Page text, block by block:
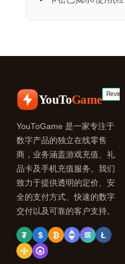
YouToGame
YouToGame 是一家专注于
数字产品的独立在线零售
商，业务涵盖游戏充值、礼
品卡及手机充值服务。我们
致力于提供透明的定价、安
全的支付方式、快速的数字
交付以及可靠的客户支持。
₮ $ ₿ Ł